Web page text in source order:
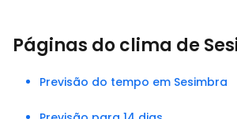
Páginas do clima de
Previsão do tempo em Sesimbra